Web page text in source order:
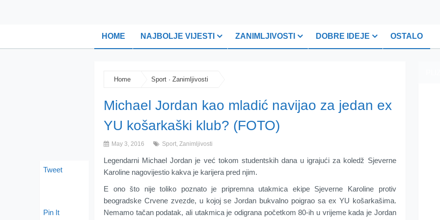
HOME NAJBOLJE VIJESTI ZANIMLJIVOSTI DOBRE IDEJE OSTALO
Home Sport · Zanimljivosti
Michael Jordan kao mladić navijao za jedan ex
YU košarkaški klub? (FOTO)
May 3, 2016 Sport, Zanimljivosti
Legendarni Michael Jordan je već tokom studentskih dana u igrajući za koledž Sjeverne
Karoline nagovijestio kakva je karijera pred njim.
E ono što nije toliko poznato je pripremna utakmica ekipe Sjeverne Karoline protiv
beogradske Crvene zvezde, u kojoj se Jordan bukvalno poigrao sa ex YU košarkašima.
Nemamo tačan podatak, ali utakmica je odigrana početkom 80-ih u vrijeme kada je Jordan
Tweet
Pin It